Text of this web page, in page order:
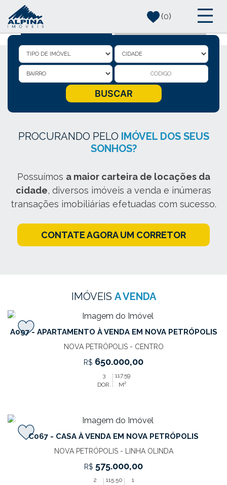
Alpina Imóveis -
(0)
BUSCA DE IMÓVEIS
COMPRAR
BUSCAR
PROCURANDO PELO IMÓVEL DOS SEUS
SONHOS?
Possuímos a maior carteira de locações da
cidade, diversos imóveis a venda e inúmeras
transações imobiliárias efetuadas com sucesso.
CONTATE AGORA UM CORRETOR
IMÓVEIS A VENDA
‹
A097 - APARTAMENTO À VENDA EM NOVA PETRÓPOLIS
NOVA PETRÓPOLIS - CENTRO
R$ 650.000,00
3
DOR.
117.59
M²
‹ C067 - CASA À VENDA EM NOVA PETRÓPOLIS
NOVA PETRÓPOLIS - LINHA OLINDA
R$ 575.000,00
2
115.50
1